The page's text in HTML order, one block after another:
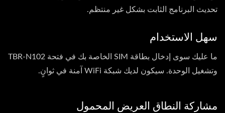
تحديث البرنامج الثابت بشكل غير منتظم.
سهل الاستخدام
ما عليك سوى إدخال بطاقة SIM الخاصة بك في فتحة TBR-N102
وتشغيل الوحدة. سيكون لديك شبكة WiFi آمنة في ثوانٍ.
مشاركة النطاق العريض المحمول